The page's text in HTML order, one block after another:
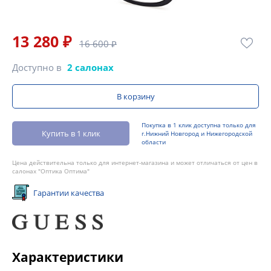
13 280 ₽ 16 600 ₽
Доступно в 2 салонах
В корзину
Купить в 1 клик
Покупка в 1 клик доступна только для
г.Нижний Новгород и Нижегородской
области
Цена действительна только для интернет-магазина и может отличаться от цен в
салонах "Оптика Оптима"
Гарантии качества
Характеристики